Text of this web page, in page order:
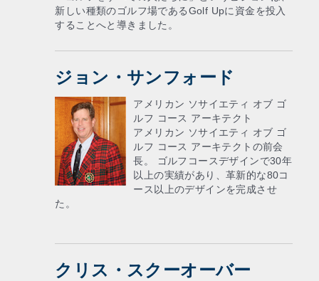
新しい種類のゴルフ場であるGolf Upに資金を投入
することへと導きました。
ジョン・サンフォード
アメリカン ソサイエティ オブ ゴ
ルフ コース アーキテクト
アメリカン ソサイエティ オブ ゴ
ルフ コース アーキテクトの前会
長。 ゴルフコースデザインで30年
以上の実績があり、革新的な80コ
ース以上のデザインを完成させ
た。
クリス・スクーオーバー